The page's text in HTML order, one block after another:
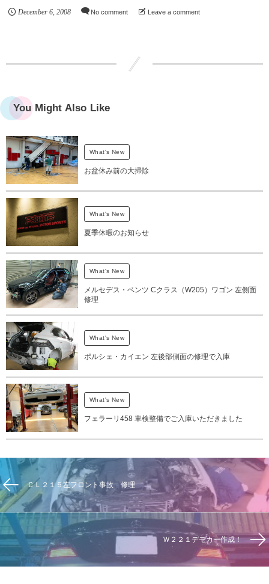
December 6, 2008 No comment Leave a comment
You Might Also Like
What's New
お盆休み前の大掃除
What's New
夏季休暇のお知らせ
What's New
メルセデス・ベンツ Cクラス（W205）ワゴン 左側面
修理
What's New
ポルシェ・カイエン 左後部側面の修理で入庫
What's New
フェラーリ458 車検整備でご入庫いただきました
ＣＬ２１５左フロント事故 修理
Ｗ２２１デモカー作成！